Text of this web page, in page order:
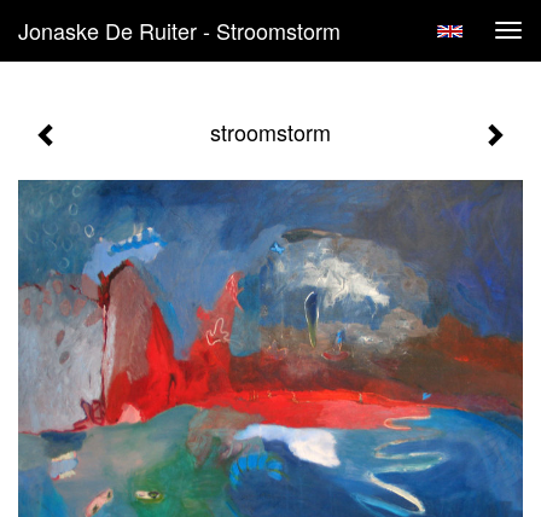
Jonaske De Ruiter - Stroomstorm
stroomstorm